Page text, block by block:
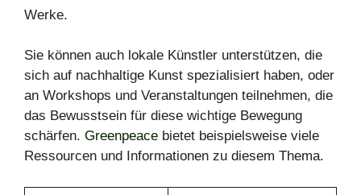
Werke.
Sie können auch lokale Künstler unterstützen, die
sich auf nachhaltige Kunst spezialisiert haben, oder
an Workshops und Veranstaltungen teilnehmen, die
das Bewusstsein für diese wichtige Bewegung
schärfen. Greenpeace bietet beispielsweise viele
Ressourcen und Informationen zu diesem Thema.